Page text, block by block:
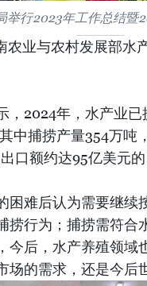
举行2023年工作总结暨
业与农村发展部水
，2024年，水产业
中捕捞产量354万吨
口额约达95亿美元的
困难后认为需要继续
捞行为；捕捞需符合
今后，水产养殖领域
的需求，还是今后